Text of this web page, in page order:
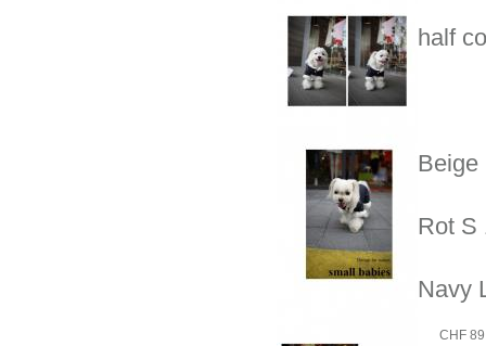
half
Beige
Rot S
Navy
CHF